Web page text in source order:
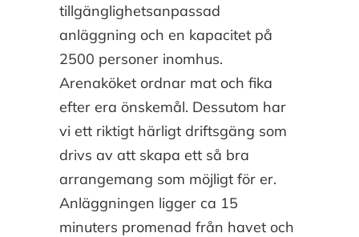
tillgänglighetsanpassad
anläggning och en kapacitet på
2500 personer inomhus.
Arenaköket ordnar mat och fika
efter era önskemål. Dessutom har
vi ett riktigt härligt driftsgäng som
drivs av att skapa ett så bra
arrangemang som möjligt för er.
Anläggningen ligger ca 15
minuters promenad från havet och